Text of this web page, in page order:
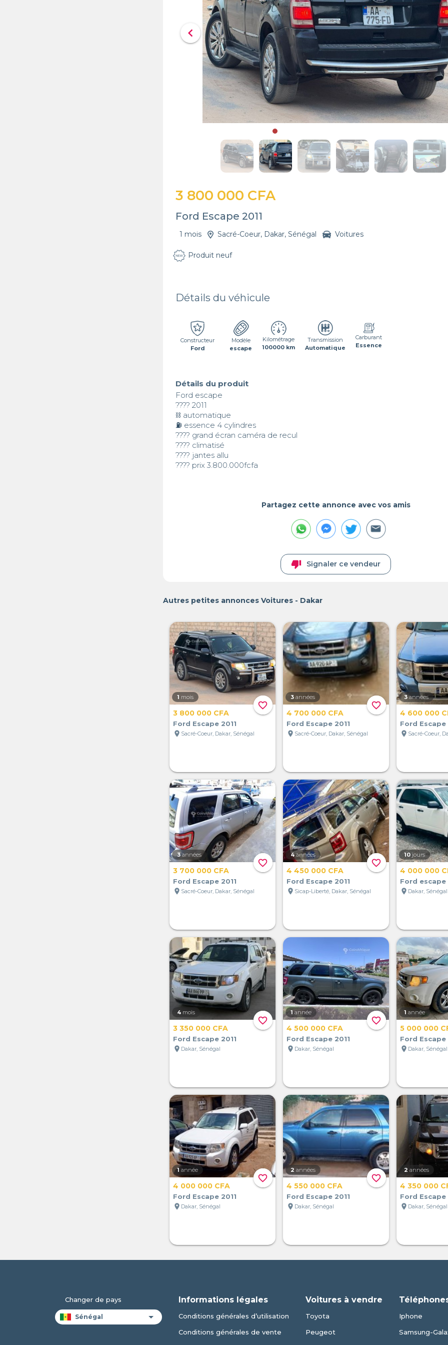
chevron_left
3 800 000 CFA
Ford Escape 2011
1 mois Sacré-Coeur, Dakar, Sénégal Voitures
Produit neuf
Détails du véhicule
Constructeur
Ford
Modèle
escape
Kilométrage
100000 km
Transmission
Automatique
Carburant
Essence
Détails du produit
Ford escape
???? 2011
⛓️ automatique
⛽️ essence 4 cylindres
???? grand écran caméra de recul
???? climatisé
???? jantes allu
???? prix 3.800.000fcfa
Partagez cette annonce avec vos amis
thumb_down Signaler ce vendeur
Autres petites annonces Voitures - Dakar
favorite_border
1 mois
3 800 000 CFA
Ford Escape 2011
location_on Sacré-Coeur, Dakar, Sénégal
favorite_border
3 années
4 700 000 CFA
Ford Escape 2011
location_on Sacré-Coeur, Dakar, Sénégal
3 années
4 600 000
Ford Escape
location_on Sacré-Coeur,
favorite_border
3 années
3 700 000 CFA
Ford Escape 2011
location_on Sacré-Coeur, Dakar, Sénégal
favorite_border
4 années
4 450 000 CFA
Ford Escape 2011
location_on Sicap-Liberté, Dakar, Sénégal
10 jours
4 000 000
Ford escape
location_on Dakar, Sénégal
favorite_border
4 mois
3 350 000 CFA
Ford Escape 2011
location_on Dakar, Sénégal
favorite_border
1 année
4 500 000 CFA
Ford Escape 2011
location_on Dakar, Sénégal
1 année
5 000 000
Ford Escape
location_on Dakar, Sénégal
favorite_border
1 année
4 000 000 CFA
Ford Escape 2011
location_on Dakar, Sénégal
favorite_border
2 années
4 550 000 CFA
Ford Escape 2011
location_on Dakar, Sénégal
2 années
4 350 000
Ford Escape
location_on Dakar, Sénégal
Changer de pays Informations légales
Conditions générales d’utilisation
Conditions générales de vente
Voitures à vendre
Toyota
Peugeot
Iphone
Samsung-